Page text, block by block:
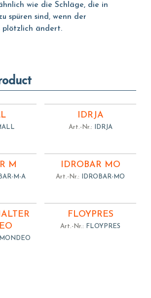
wie die Schläge, die in
spüren sind, wenn der
plötzlich ändert.
IDRJA
Art.-Nr.: IDRJA
M
M-A
IDROBAR MO
Art.-Nr.: IDROBAR-MO
MONDEO
FLOYPRES
Art.-Nr.: FLOYPRES